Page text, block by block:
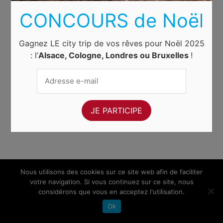
Nous utilisons des cookies sur ce site web afin de faciliter
votre navigation. Si vous continuez sur ce site, nous
considérons que vous en acceptez l'utilisation.
Ok
CONCOURS de Noël
Gagnez LE city trip de vos rêves pour Noël 2025
: l’Alsace, Cologne, Londres ou Bruxelles !